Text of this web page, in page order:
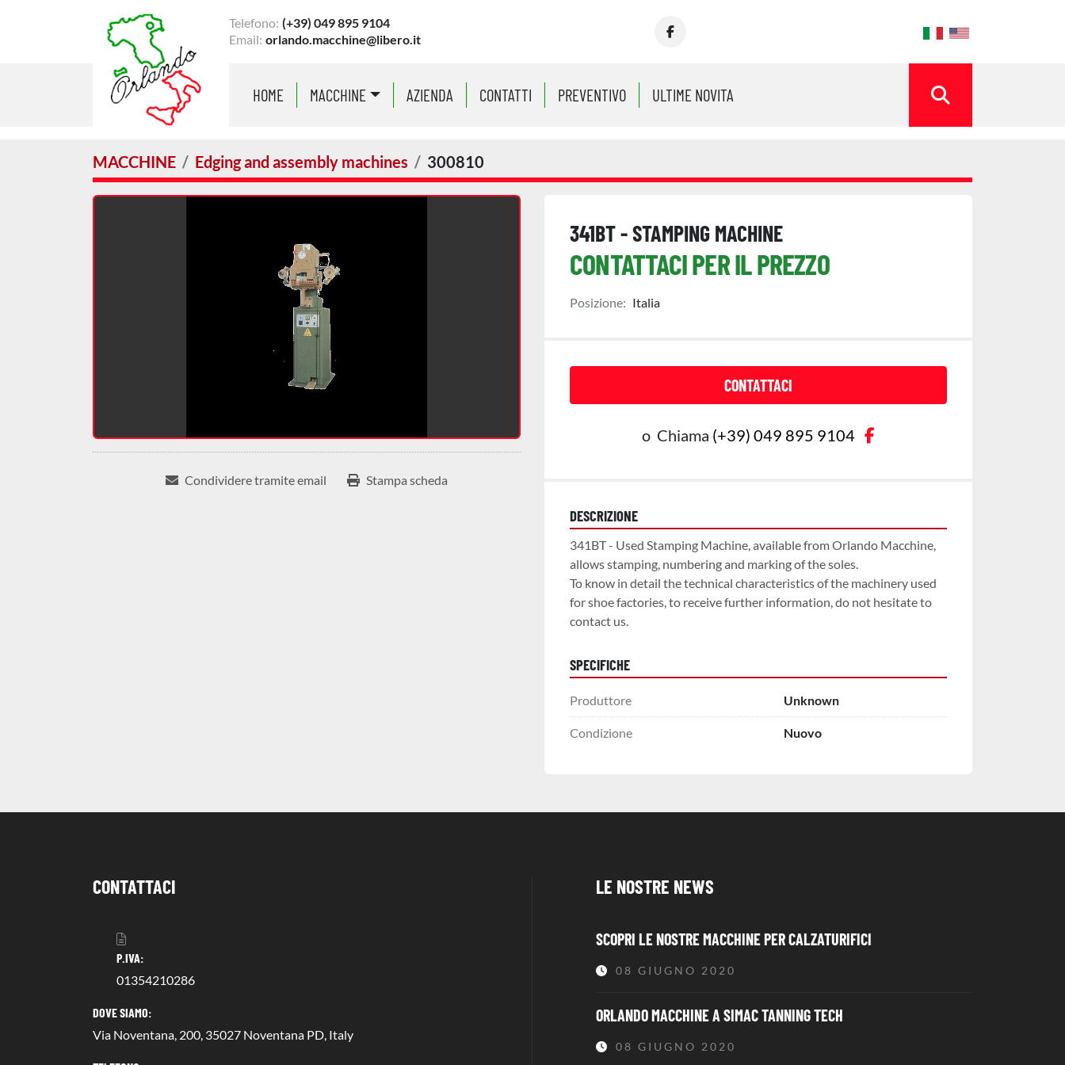
Telefono: (+39) 049 895 9104
Email: orlando.macchine@libero.it facebook
HOME MACCHINE AZIENDA CONTATTI PREVENTIVO ULTIME NOVITA
CERCA
MACCHINE Edging and assembly machines 300810
Condividere tramite email Stampa scheda
341BT - STAMPING MACHINE
CONTATTACI PER IL PREZZO
Posizione: Italia
CONTATTACI
o Chiama (+39) 049 895 9104
DESCRIZIONE
341BT - Used Stamping Machine, available from Orlando Macchine,
allows stamping, numbering and marking of the soles.
To know in detail the technical characteristics of the machinery used
for shoe factories, to receive further information, do not hesitate to
contact us.
SPECIFICHE
Produttore Unknown
Condizione Nuovo
CONTATTACI
P.IVA:
01354210286
DOVE SIAMO:
Via Noventana, 200, 35027 Noventana PD, Italy
LE NOSTRE NEWS
SCOPRI LE NOSTRE MACCHINE PER CALZATURIFICI
08 GIUGNO 2020
ORLANDO MACCHINE A SIMAC TANNING TECH
08 GIUGNO 2020